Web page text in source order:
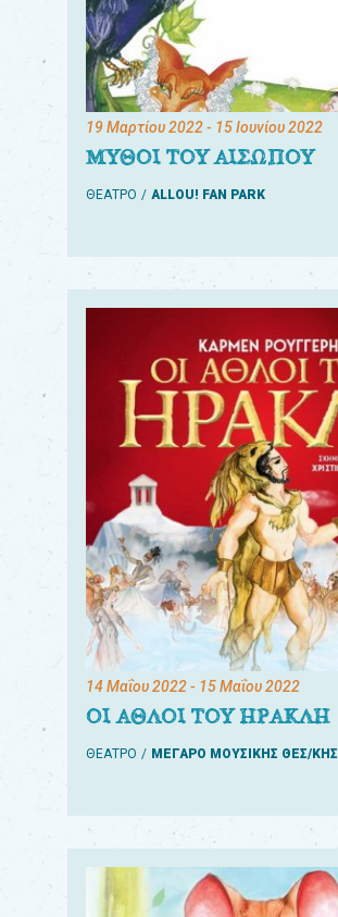
19 Μαρτίου 2022- 15 Ιουνίου 2022
ΜΥΘΟΙ ΤΟΥ ΑΙΣΩΠΟΥ
ΘΕΑΤΡΟ ALLOU! FAN PARK
14 Μαΐου 2022- 15 Μαΐου 2022
ΟΙ ΑΘΛΟΙ ΤΟΥ ΗΡΑΚΛΗ
ΘΕΑΤΡΟ ΜΕΓΑΡΟ ΜΟΥΣΙΚΗΣ ΘΕΣ/ΚΗΣ